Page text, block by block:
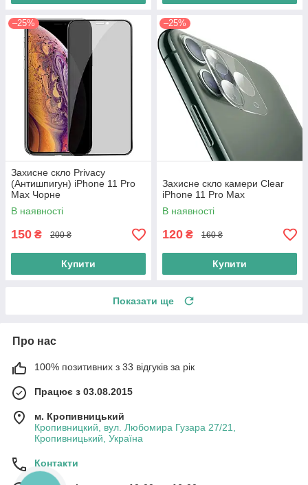
–25%
Захисне скло Privacy
(Антишпигун) iPhone 11 Pro
Max Чорне
В наявності
150 ₴ 200 ₴
Купити
–25%
Захисне скло камери Clear
iPhone 11 Pro Max
В наявності
120 ₴ 160 ₴
Купити
Показати ще
Про нас
100% позитивних з 33 відгуків за рік
Працює з 03.08.2015
м. Кропивницький
Кропивницкий, вул. Любомира Гузара 27/21,
Кропивницький, Україна
Контакти